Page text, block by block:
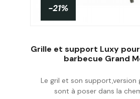
Personnaliser
-21%
Grille et support Luxy
barbecue Grand
Le gril et son support,version
sont à poser dans la